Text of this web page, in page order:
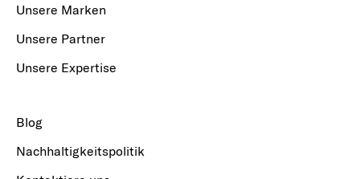
Unsere Marken
Unsere Partner
Unsere Expertise
Blog
Nachhaltigkeitspolitik